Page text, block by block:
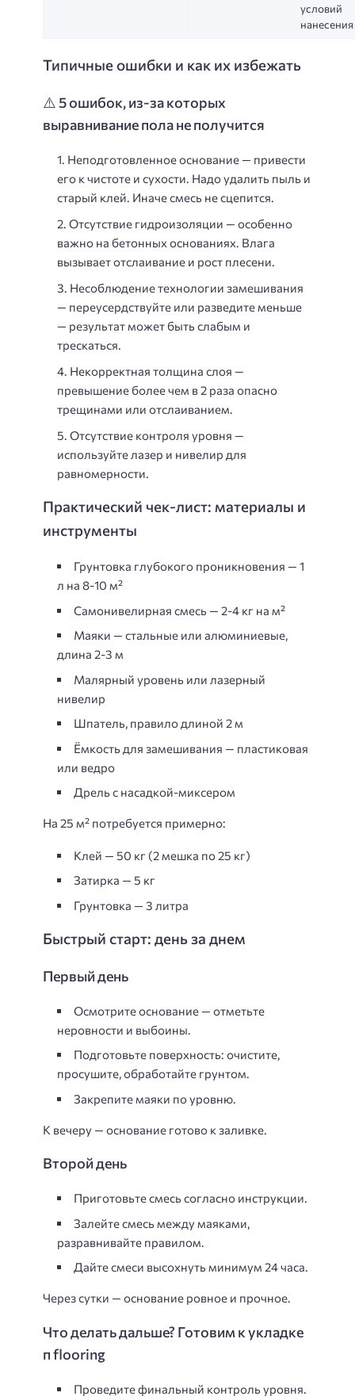
условий
нанесения
Типичные ошибки и как их избежать
⚠️ 5 ошибок, из-за которых
выравнивание пола не получится
Неподготовленное основание — привести
его к чистоте и сухости. Надо удалить пыль и
старый клей. Иначе смесь не сцепится.
Отсутствие гидроизоляции — особенно
важно на бетонных основаниях. Влага
вызывает отслаивание и рост плесени.
Несоблюдение технологии замешивания
— переусердствуйте или разведите меньше
— результат может быть слабым и
трескаться.
Некорректная толщина слоя —
превышение более чем в 2 раза опасно
трещинами или отслаиванием.
Отсутствие контроля уровня —
используйте лазер и нивелир для
равномерности.
Практический чек-лист: материалы и
инструменты
Грунтовка глубокого проникновения — 1
л на 8-10 м²
Самонивелирная смесь — 2-4 кг на м²
Маяки — стальные или алюминиевые,
длина 2-3 м
Малярный уровень или лазерный
нивелир
Шпатель, правило длиной 2 м
Ёмкость для замешивания — пластиковая
или ведро
Дрель с насадкой-миксером
На 25 м² потребуется примерно:
Клей — 50 кг (2 мешка по 25 кг)
Затирка — 5 кг
Грунтовка — 3 литра
Быстрый старт: день за днем
Первый день
Осмотрите основание — отметьте
неровности и выбоины.
Подготовьте поверхность: очистите,
просушите, обработайте грунтом.
Закрепите маяки по уровню.
К вечеру — основание готово к заливке.
Второй день
Приготовьте смесь согласно инструкции.
Залейте смесь между маяками,
разравнивайте правилом.
Дайте смеси высохнуть минимум 24 часа.
Через сутки — основание ровное и прочное.
Что делать дальше? Готовим к укладке
п flooring
Проведите финальный контроль уровня.